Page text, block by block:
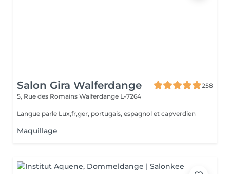
Salon Gira Walferdange
258
5, Rue des Romains Walferdange L-7264
Langue parle Lux,fr,ger, portugais, espagnol et capverdien
Maquillage